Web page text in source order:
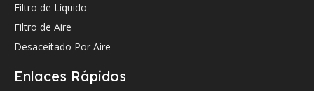
Filtro de Líquido
Filtro de Aire
Desaceitado Por Aire
Enlaces Rápidos